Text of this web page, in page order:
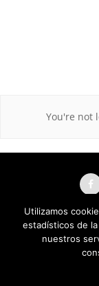
You're not
NAU
Utilizamos
estadísticos de
nuestros